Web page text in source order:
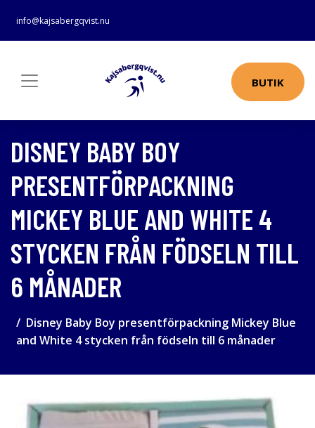
info@kajsabergqvist.nu
BUTIK
DISNEY BABY BOY
PRESENTFÖRPACKNING
MICKEY BLUE AND WHITE 4
STYCKEN FRÅN FÖDSELN TILL
6 MÅNADER
Disney Baby Boy presentförpackning Mickey Blue
and White 4 stycken från födseln till 6 månader